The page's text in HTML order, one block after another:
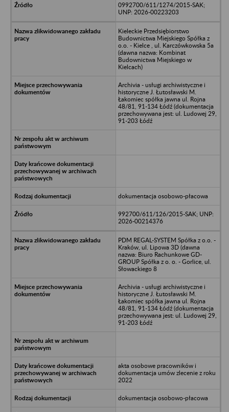
0992700/611/1274/2015-SAK;
UNP: 2026-00223203
Kieleckie Przedsiębiorstwo
Budownictwa Miejskiego Spółka z
o.o. - Kielce , ul. Karczówkowska 5a
(dawna nazwa: Kombinat
Budownictwa Miejskiego w
Kielcach)
Archivia - usługi archiwistyczne i
historyczne J. Łutosławski M.
Łakomiec spółka jawna ul. Rojna
48/81, 91-134 Łódź (dokumentacja
przechowywana jest: ul. Ludowej 29,
91-203 Łódź
dokumentacja osobowo-płacowa
992700/611/126/2015-SAK; UNP:
2026-00214376
PDM REGAL-SYSTEM Spółka z o.o. -
Kraków, ul. Lipowa 3D (dawna
nazwa: Biuro Rachunkowe GD-
GROUP Spółka z o. o. - Gorlice, ul.
Słowackiego 8
Archivia - usługi archiwistyczne i
historyczne J. Łutosławski M.
Łakomiec spółka jawna ul. Rojna
48/81, 91-134 Łódź (dokumentacja
przechowywana jest: ul. Ludowej 29,
91-203 Łódź
akta osobowe pracowników i
dokumentacja umów zlecenie z roku
2022
dokumentacja osobowo-płacowa